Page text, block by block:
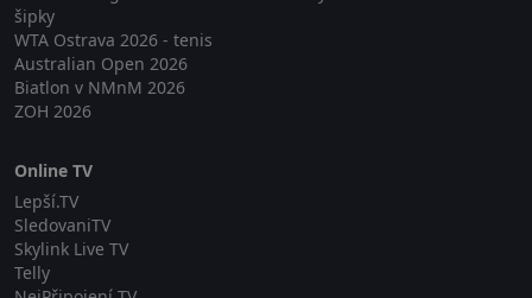
šipky
WTA Ostrava 2026 - tenis
Australian Open 2026
Biatlon v NMnM 2026
ZOH 2026
Online TV
Lepší.TV
SledovaniTV
Skylink Live TV
Telly